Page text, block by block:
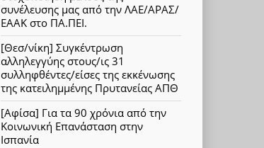
συνέλευσης μας από την ΛΑΕ/ΑΡΑΣ/
ΕΑΑΚ στο ΠΑ.ΠΕΙ.
[Θεσ/νίκη] Συγκέντρωση
αλληλεγγύης στους/ις 31
συλληφθέντες/είσες της εκκένωσης
της κατειλημμένης Πρυτανείας ΑΠΘ
[Αφίσα] Για τα 90 χρόνια από την
Κοινωνική Επανάσταση στην
Ισπανία